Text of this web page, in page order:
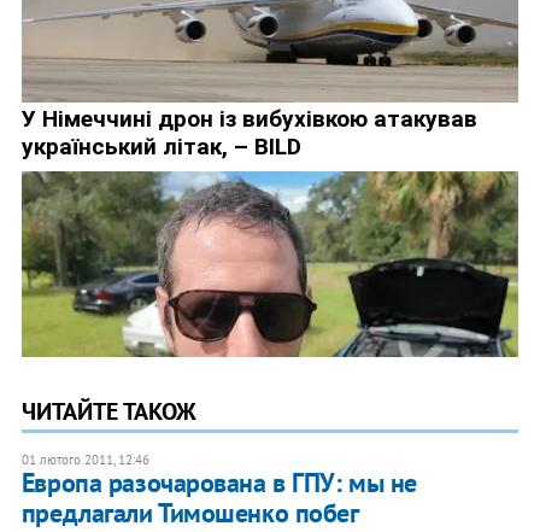
ЧИТАЙТЕ ТАКОЖ
01 лютого 2011, 12:46
Европа разочарована в ГПУ: мы не
предлагали Тимошенко побег